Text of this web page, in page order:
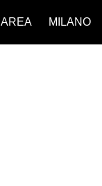
AREA MILANO